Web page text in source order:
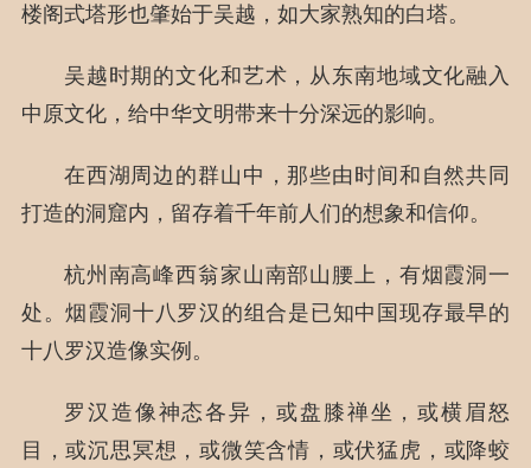
楼阁式塔形也肇始于吴越，如大家熟知的白塔。
吴越时期的文化和艺术，从东南地域文化融入
中原文化，给中华文明带来十分深远的影响。
在西湖周边的群山中，那些由时间和自然共同
打造的洞窟内，留存着千年前人们的想象和信仰。
杭州南高峰西翁家山南部山腰上，有烟霞洞一
处。烟霞洞十八罗汉的组合是已知中国现存最早的
十八罗汉造像实例。
罗汉造像神态各异，或盘膝禅坐，或横眉怒
目，或沉思冥想，或微笑含情，或伏猛虎，或降蛟